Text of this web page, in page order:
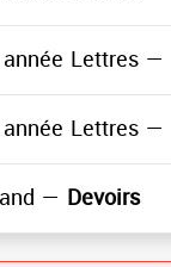
Lettres —
Lettres —
— Devoirs